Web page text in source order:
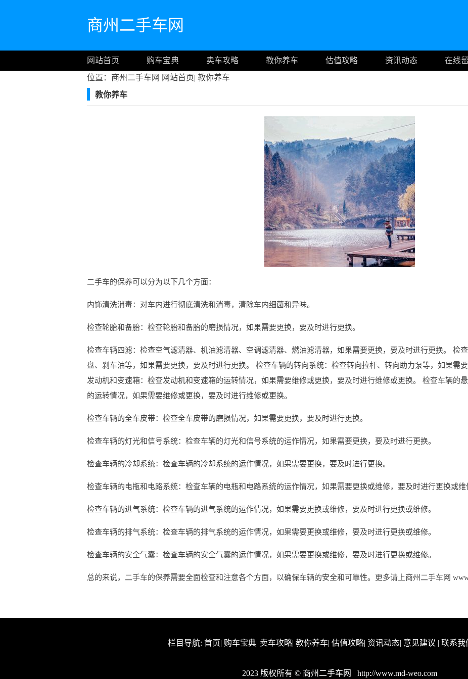
商州二手车网
网站首页 购车宝典 卖车攻略 教你养车 估值攻略 资讯动态 在线
位置：商州二手车网 网站首页| 教你养车
教你养车
二手车的保养可以分为以下几个方面：
内饰清洗消毒：对车内进行彻底清洗和消毒，清除车内细菌和异味。
检查轮胎和备胎：检查轮胎和备胎的磨损情况，如果需要更换，要及时进行更换。
检查车辆四滤：检查空气滤清器、机油滤清器、空调滤清器、燃油滤清器，如果需要更换，要及时进行更换。 检
盘、刹车油等，如果需要更换，要及时进行更换。 检查车辆的转向系统：检查转向拉杆、转向助力泵等，如果需
发动机和变速箱：检查发动机和变速箱的运转情况，如果需要维修或更换，要及时进行维修或更换。 检查车辆的
的运转情况，如果需要维修或更换，要及时进行维修或更换。
检查车辆的全车皮带：检查全车皮带的磨损情况，如果需要更换，要及时进行更换。
检查车辆的灯光和信号系统：检查车辆的灯光和信号系统的运作情况，如果需要更换，要及时进行更换。
检查车辆的冷却系统：检查车辆的冷却系统的运作情况，如果需要更换，要及时进行更换。
检查车辆的电瓶和电路系统：检查车辆的电瓶和电路系统的运作情况，如果需要更换或维修，要及时进行更换或维
检查车辆的进气系统：检查车辆的进气系统的运作情况，如果需要更换或维修，要及时进行更换或维修。
检查车辆的排气系统：检查车辆的排气系统的运作情况，如果需要更换或维修，要及时进行更换或维修。
检查车辆的安全气囊：检查车辆的安全气囊的运作情况，如果需要更换或维修，要及时进行更换或维修。
总的来说，二手车的保养需要全面检查和注意各个方面，以确保车辆的安全和可靠性。更多请上商州二手车网
栏目导航: 首页| 购车宝典| 卖车攻略| 教你养车| 估值攻略| 资讯动态| 意见建议 | 联系我
2023 版权所有 © 商州二手车网 http://www.md-weo.com